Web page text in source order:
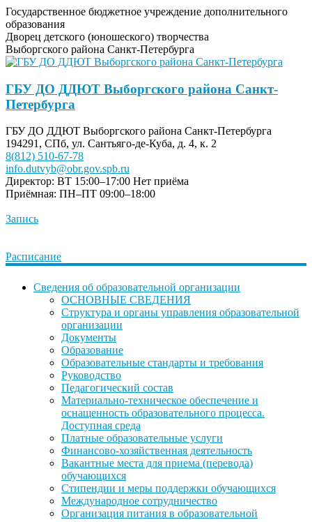
Государственное бюджетное учреждение дополнительного
образования
Дворец детского (юношеского) творчества
Выборгского района Санкт-Петербурга
ГБУ ДО ДДЮТ Выборгского района Санкт-
Петербурга
ГБУ ДО ДДЮТ Выборгского района Санкт-Петербурга
194291, СПб, ул. Сантьяго-де-Куба, д. 4, к. 2
8(812) 510-67-78
info.dutvyb@obr.gov.spb.ru
Директор: ВТ 15:00–17:00 Нет приёма
Приёмная: ПН–ПТ 09:00–18:00
Запись
Расписание
Сведения об образовательной организации
ОСНОВНЫЕ СВЕДЕНИЯ
Структура и органы управления образовательной
организации
Документы
Образование
Образовательные стандарты и требования
Руководство
Педагогический состав
Материально-техническое обеспечение и
оснащенность образовательного процесса.
Доступная среда
Платные образовательные услуги
Финансово-хозяйственная деятельность
Вакантные места для приема (перевода)
обучающихся
Стипендии и меры поддержки обучающихся
Международное сотрудничество
Организация питания в образовательной